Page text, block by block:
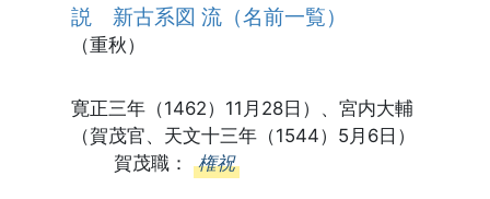
説 新古系図 流（名前一覧）
（重秋）
寛正三年（1462）11月28日）、宮内大輔
（賀茂官、天文十三年（1544）5月6日）
賀茂職： 権祝